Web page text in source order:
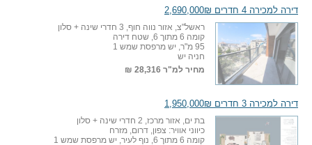
דירה למכירה 4 חדרים 2,690,000₪
ראשל"צ, אזור נווה חוף, 3 חדרי שינה + סלון
קומה 6 מתוך 6, שטח דירה
95 מ"ר, יש מרפסת שמש 1
חניה יש
מחיר למ"ר 28,316 ₪
דירה למכירה 3 חדרים 1,950,000₪
בת ים, אזור מרכז, 2 חדרי שינה + סלון
כיווני אוויר: צפון, דרום, מזרח
קומה 6 מתוך 6, נוף לעיר, יש מרפסת שמש 1